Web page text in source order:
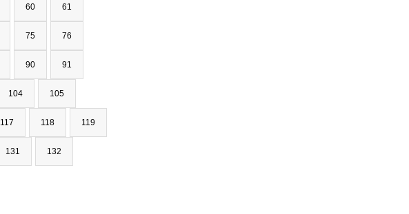
60 61
75 76
90 91
104 105
117 118 119
131 132